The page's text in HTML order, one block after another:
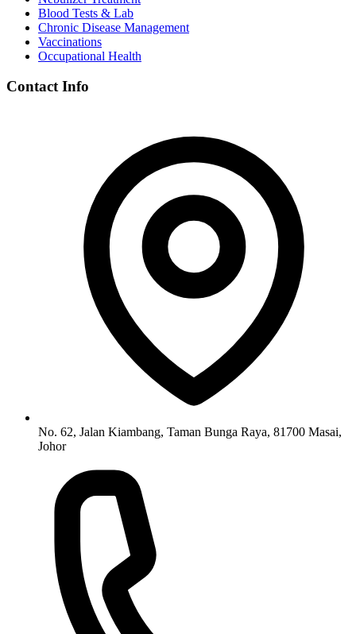
Blood Tests & Lab
Chronic Disease Management
Vaccinations
Occupational Health
Contact Info
No. 62, Jalan Kiambang, Taman Bunga Raya, 81700 Masai,
Johor